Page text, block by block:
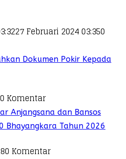
27 Februari 2024 03:350
Dokumen Pokir Kepada
0 Komentar
Anjangsana dan Bansos
Bhayangkara Tahun 2026
0 Komentar